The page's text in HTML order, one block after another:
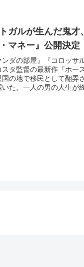
ガルが生んだ鬼
マネー』公開決定
ンダの部屋』『コロッ
スタ監督の最新作『ホー
国の地で移民として翻弄
いた。一人の男の人生が